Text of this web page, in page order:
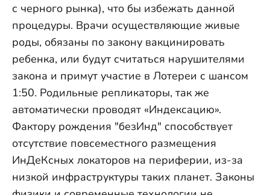
с черного рынка), что бы избежать данной
процедуры. Врачи осуществляющие живые
роды, обязаны по закону вакцинировать
ребенка, или будут считаться нарушителями
закона и примут участие в Лотереи с шансом
1:50. Родильные репликаторы, так же
автоматически проводят «Индексацию».
Фактору рождения "безИнд" способствует
отсутствие повсеместного размещения
ИнДеКсных локаторов на периферии, из-за
низкой инфраструктуры таких планет. Законы